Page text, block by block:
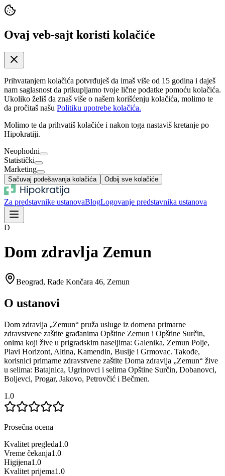
Ovaj veb-sajt koristi kolačiće
Prihvatanjem kolačića potvrđuješ da imaš više od 15 godina i daješ
nam saglasnost da prikupljamo tvoje lične podatke pomoću kolačića.
Ukoliko želiš da znaš više o našem korišćenju kolačića, molimo te
da pročitaš našu Politiku upotrebe kolačića.
Molimo te da prihvatiš kolačiće i nakon toga nastaviš kretanje po
Hipokratiji.
Neophodni
Statistički
Marketing
Sačuvaj podešavanja kolačića Odbij sve kolačiće
Za predstavnike ustanovaBlogLogovanje predstavnika ustanova
D
Dom zdravlja Zemun
Beograd, Rade Končara 46, Zemun
O ustanovi
Dom zdravlja „Zemun“ pruža usluge iz domena primarne
zdravstvene zaštite građanima Opštine Zemun i Opštine Surčin,
onima koji žive u prigradskim naseljima: Galenika, Zemun Polje,
Plavi Horizont, Altina, Kamendin, Busije i Grmovac. Takođe,
korisnici primarne zdravstvene zaštite Doma zdravlja „Zemun“ žive
u selima: Batajnica, Ugrinovci i selima Opštine Surčin, Dobanovci,
Boljevci, Progar, Jakovo, Petrovčić i Bečmen.
1.0
Prosečna ocena
Kvalitet pregleda1.0
Vreme čekanja1.0
Higijena1.0
Kvalitet prijema1.0